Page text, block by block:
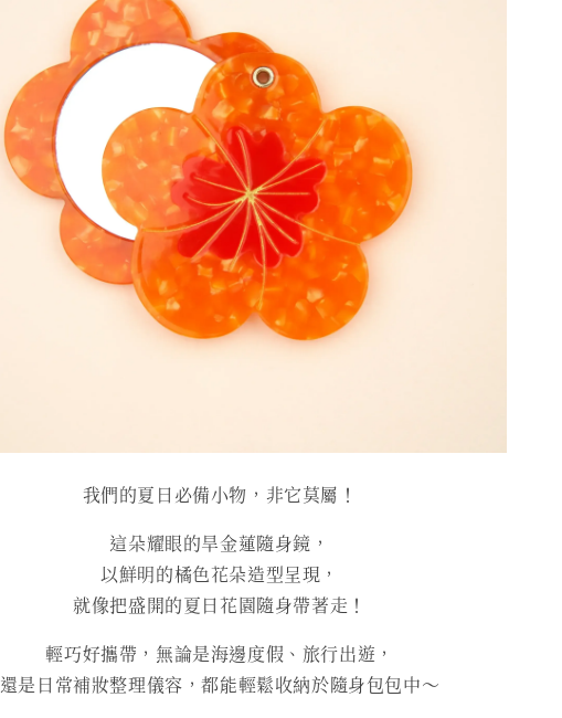
我們的夏日必備小物，非它莫屬！
這朵耀眼的旱金蓮隨身鏡，
以鮮明的橘色花朵造型呈現，
就像把盛開的夏日花園隨身帶著走！
輕巧好攜帶，無論是海邊度假、旅行出遊，
還是日常補妝整理儀容，都能輕鬆收納於隨身包包中～